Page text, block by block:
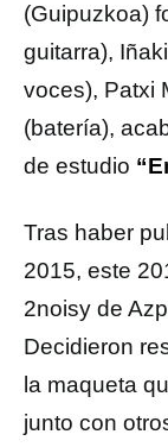
(Guipuzkoa)
guitarra),
voces), Patxi
(batería),
de estudio
Tras haber
2015, este
2noisy de
Decidieron
la maqueta
junto con